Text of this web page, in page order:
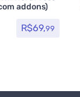
addons)
R$69,99